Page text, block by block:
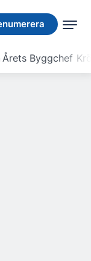
Årets Byggchef